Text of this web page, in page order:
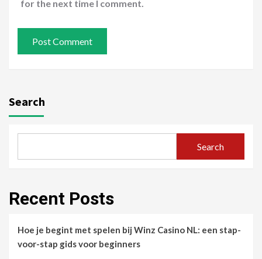
for the next time I comment.
Search
Search
Recent Posts
Hoe je begint met spelen bij Winz Casino NL: een stap-
voor-stap gids voor beginners